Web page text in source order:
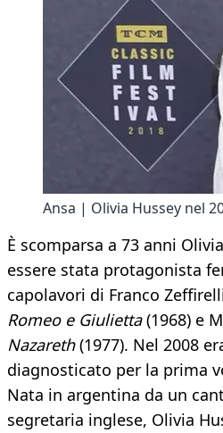
Ansa | Olivia Hussey nel
È scomparsa a 73 anni
essere stata protagonista
capolavori di Franco
Romeo e Giulietta(1968) e
Nazareth(1977). Nel 2008
diagnosticato per la prima
Nata in argentina da un
segretaria inglese, Olivia